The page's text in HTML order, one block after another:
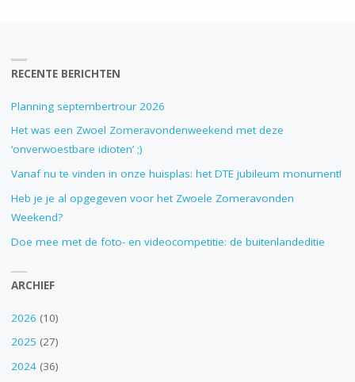
RECENTE BERICHTEN
Planning septembertrour 2026
Het was een Zwoel Zomeravondenweekend met deze
‘onverwoestbare idioten’ ;)
Vanaf nu te vinden in onze huisplas: het DTE jubileum monument!
Heb je je al opgegeven voor het Zwoele Zomeravonden
Weekend?
Doe mee met de foto- en videocompetitie: de buitenlandeditie
ARCHIEF
2026 (10)
2025 (27)
2024(36)